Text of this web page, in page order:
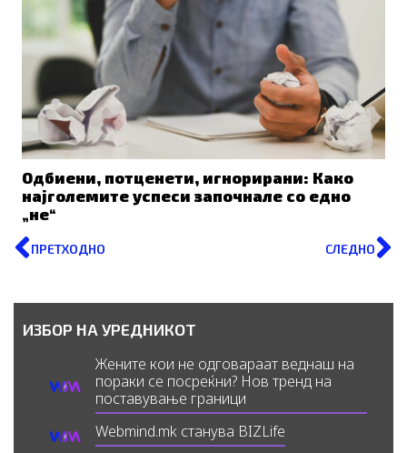
Одбиени, потценети, игнорирани: Како
најголемите успеси започнале со едно
„не“
Prev
ПРЕТХОДНО СЛЕДНО
ИЗБОР НА УРЕДНИКОТ
Жените кои не одговараат веднаш на
пораки се посреќни? Нов тренд на
поставување граници
Webmind.mk станува BIZLife